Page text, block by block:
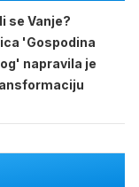
se Vanje?
'Gospodina
napravila je